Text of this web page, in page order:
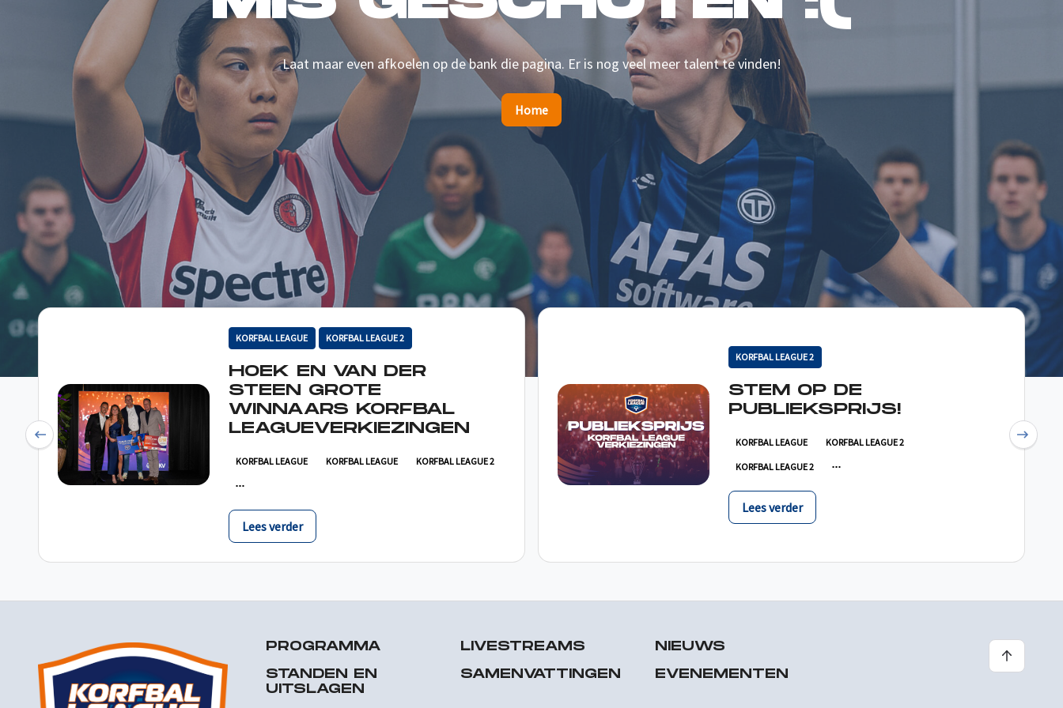
Laat maar even afkoelen op de bank die pagina. Er is nog veel meer talent te vinden!
Home
KORFBAL LEAGUE KORFBAL LEAGUE 2
HOEK EN VAN DER
STEEN GROTE
WINNAARS KORFBAL
LEAGUEVERKIEZINGEN
KORFBAL LEAGUE KORFBAL LEAGUE KORFBAL LEAGUE 2
Lees verder
KORFBAL LEAGUE 2
STEM OP DE
PUBLIEKSPRIJS!
KORFBAL LEAGUE KORFBAL LEAGUE 2
KORFBAL LEAGUE 2
Lees verder
Previous Next
PROGRAMMA
STANDEN EN
UITSLAGEN
LIVESTREAMS
SAMENVATTINGEN
NIEUWS
EVENEMENTEN